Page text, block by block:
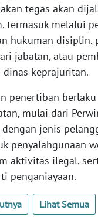
tegas akan
termasuk melalui
hukuman disiplin,
jabatan, atau
keprajuritan.
penertiban
mulai dari
jenis
penyalahgunaan
aktivitas ilegal,
penganiayaan.
Lihat Semua